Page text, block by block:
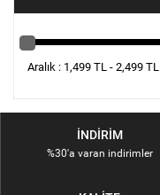
Aralık : 1,499 TL - 2,499 TL
İNDIRIM
%30'a varan indirimler